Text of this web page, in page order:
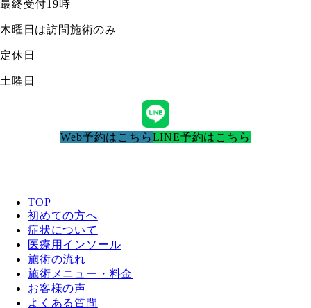
最終受付19時
木曜日は訪問施術のみ
定休日
土曜日
Web予約はこちらLINE予約はこちら
TOP
初めての方へ
症状について
医療用インソール
施術の流れ
施術メニュー・料金
お客様の声
よくある質問